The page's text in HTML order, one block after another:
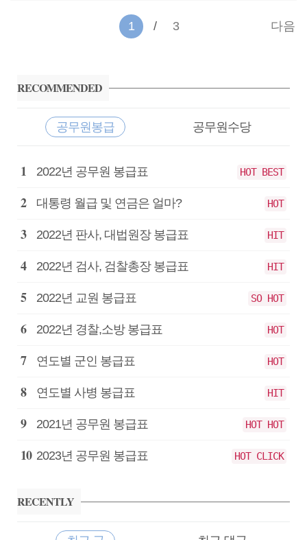
1 3 다음
RECOMMENDED
공무원봉급 공무원수당
공
원
급
2022년 공무원 봉급표 HOT BEST
대통령 월급 및 연금은 얼마? HOT
2022년 판사, 대법원장 봉급표 HIT
2022년 검사, 검찰총장 봉급표 HIT
2022년 교원 봉급표 SO HOT
2022년 경찰,소방 봉급표 HOT
연도별 군인 봉급표 HOT
연도별 사병 봉급표 HIT
2021년 공무원 봉급표 HOT HOT
2023년 공무원 봉급표 HOT CLICK
RECENTLY